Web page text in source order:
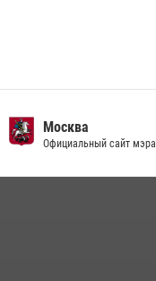
Москва
Официальный сайт мэра